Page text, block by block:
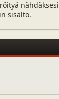
sisältö.